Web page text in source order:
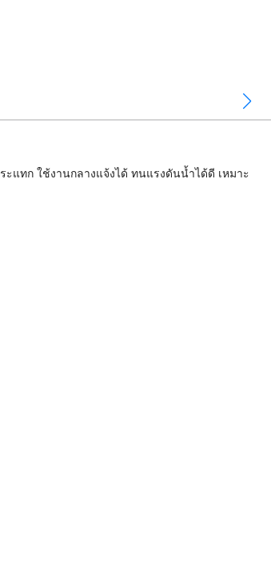
แทก ใช้งานกลางแจ้งได้ ทนแรงดันน้ำได้ดี เหมาะ